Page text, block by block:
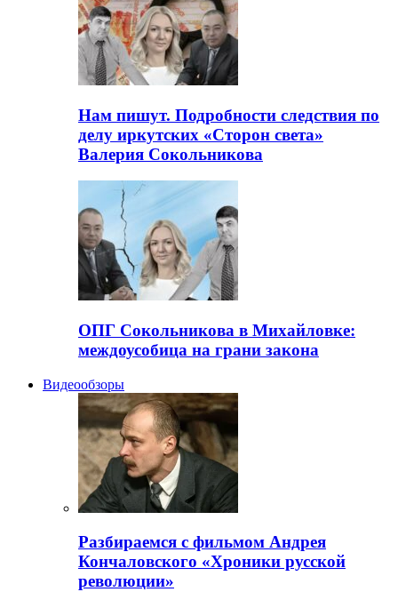
Нам пишут. Подробности следствия по
делу иркутских «Сторон света»
Валерия Сокольникова
ОПГ Сокольникова в Михайловке:
междоусобица на грани закона
Видеообзоры
Разбираемся с фильмом Андрея
Кончаловского «Хроники русской
революции»